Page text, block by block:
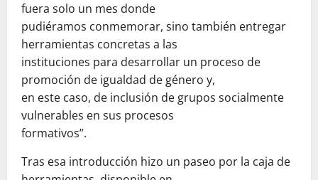
fuera solo un mes donde
pudiéramos conmemorar, sino también entregar
herramientas concretas a las
instituciones para desarrollar un proceso de
promoción de igualdad de género y,
en este caso, de inclusión de grupos socialmente
vulnerables en sus procesos
formativos”.
Tras esa introducción hizo un paseo por la caja de